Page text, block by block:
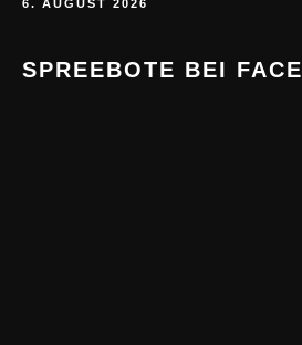
6. AUGUST 2026
SPREEBOTE BEI